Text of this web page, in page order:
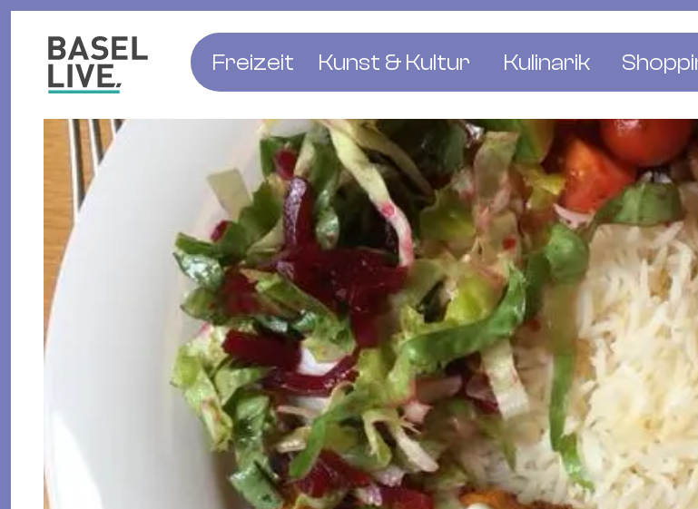
Freizeit
Musik & Konzerte
Club & Party
Familie & Kinder
Kino & Film
Hotels
Natur & Parks
Kunst & Kultur
Museen
Theater
Galerien & Ausstellungen
Literatur & Bücher
Kulinarik
Restaurants
Bars & Pubs
Cafés & Tea
Bäckereien &
Mode